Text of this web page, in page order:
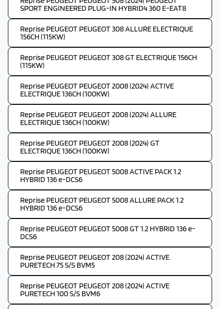
SPORT ENGINEERED PLUG-IN HYBRID4 360 E-EAT8
Reprise PEUGEOT PEUGEOT 308 ALLURE ELECTRIQUE
156CH (115KW)
Reprise PEUGEOT PEUGEOT 308 GT ELECTRIQUE 156CH
(115KW)
Reprise PEUGEOT PEUGEOT 2008 (2024) ACTIVE
ELECTRIQUE 136CH (100KW)
Reprise PEUGEOT PEUGEOT 2008 (2024) ALLURE
ELECTRIQUE 136CH (100KW)
Reprise PEUGEOT PEUGEOT 2008 (2024) GT
ELECTRIQUE 136CH (100KW)
Reprise PEUGEOT PEUGEOT 5008 ACTIVE PACK 1.2
HYBRID 136 e-DCS6
Reprise PEUGEOT PEUGEOT 5008 ALLURE PACK 1.2
HYBRID 136 e-DCS6
Reprise PEUGEOT PEUGEOT 5008 GT 1.2 HYBRID 136 e-
DCS6
Reprise PEUGEOT PEUGEOT 208 (2024) ACTIVE
PURETECH 75 S/S BVM5
Reprise PEUGEOT PEUGEOT 208 (2024) ACTIVE
PURETECH 100 S/S BVM6